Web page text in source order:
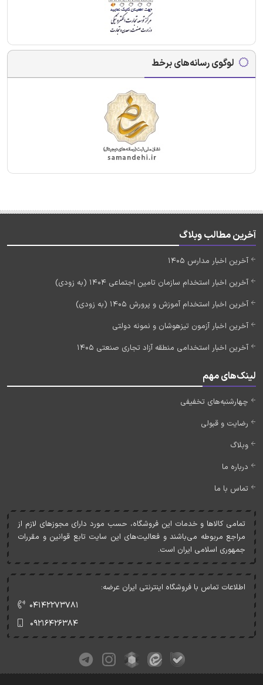
لوگوی رسانه‌های برخط
آخرین مطالب وبلاگ
آخرین اخبار مدارس 1405
آخرین اخبار استخدام سازمان تامین اجتماعی 1404 (به زودی)
آخرین اخبار استخدام آموزش و پرورش 1405 (به زودی)
آخرین اخبار آزمون تیزهوشان و نمونه دولتی
آخرین اخبار استخدامی منطقه آزاد تجاری صنعتی 1405
لینک‌های مهم
چهارشنبه‌های تخفیفی
رضایت و قبولی
وبلاگ
درباره ما
تماس با ما
تمامی کالاها و خدمات اين فروشگاه، حسب مورد دارای مجوزهای لازم از
مراجع مربوطه می‌باشند و فعاليت‌های اين سايت تابع قوانين و مقررات
جمهوری اسلامی ايران است.
اطلاعات تماس با فروشگاه اینترنتی ایران عرضه:
۰۴۱۴۲۲۷۳۷۸۱
۰۹۲۱۶۴۲۶۳۸۴